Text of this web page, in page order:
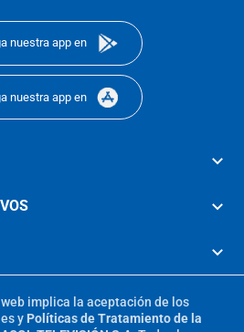
nuestra app en
nuestra app en
implica la aceptación de los
y Políticas de Tratamiento de la